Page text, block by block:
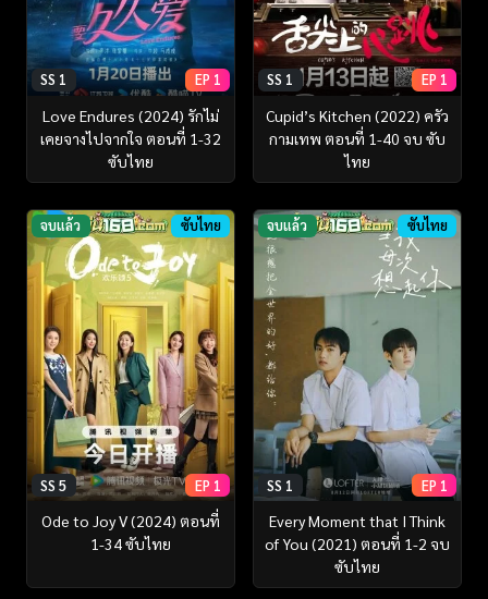
SS 1 EP 1
Love Endures (2024) รักไม่
เคยจางไปจากใจ ตอนที่ 1-32
ซับไทย
SS 1 EP 1
Cupid’s Kitchen (2022) ครัว
กามเทพ ตอนที่ 1-40 จบ ซับ
ไทย
จบแล้ว ซับไทย
SS 5 EP 1
Ode to Joy V (2024) ตอนที่
1-34 ซับไทย
จบแล้ว ซับไทย
SS 1 EP 1
Every Moment that I Think
of You (2021) ตอนที่ 1-2 จบ
ซับไทย